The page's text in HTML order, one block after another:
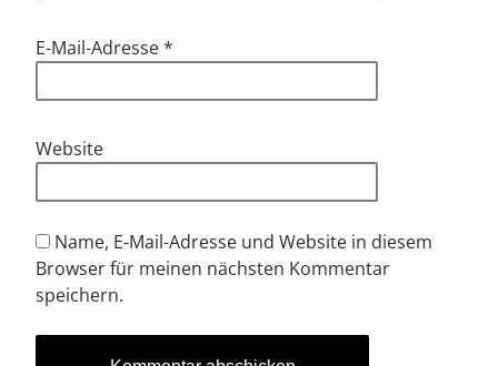
E-Mail-Adresse*
Website
Name, E-Mail-Adresse und Website in diesem
Browser für meinen nächsten Kommentar
speichern.